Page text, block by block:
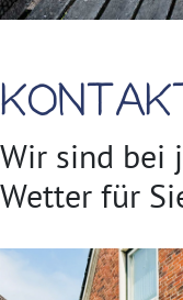
Wir sind bei
Wetter für